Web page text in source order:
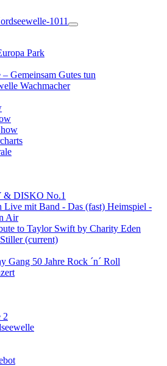
Park
Gemeinsam Gutes tun
Wachmacher
DISKO No.1
Live mit Band - Das (fast) Heimspiel -
Air
to Taylor Swift by Charity Eden
(current)
Gang 50 Jahre Rock ´n´ Roll
2